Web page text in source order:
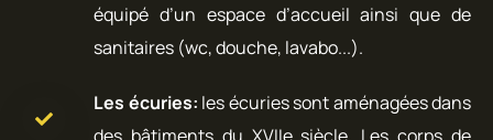
équipé d’un espace d’accueil ainsi que de
sanitaires (wc, douche, lavabo...).
Les écuries: les écuries sont aménagées dans